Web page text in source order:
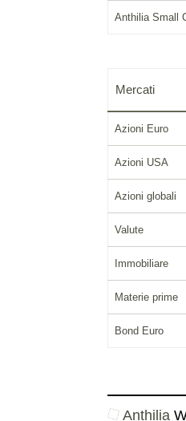
Anthilia Small
Mercati
Azioni Euro
Azioni USA
Azioni globali
Valute
Immobiliare
Materie prime
Bond Euro
Anthilia